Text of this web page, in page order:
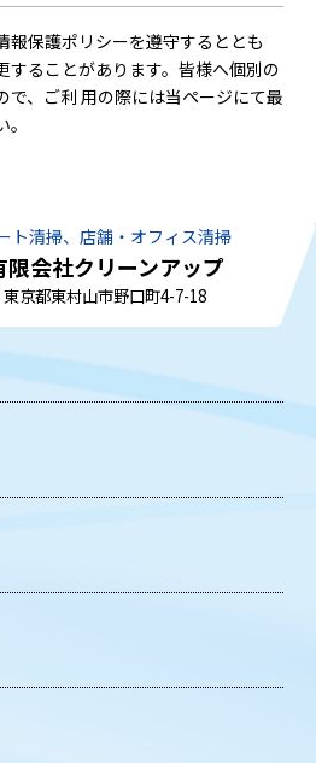
報保護ポリシーを遵守するととも
することがあります。皆様へ個別の
で、ご利 用の際には当ページにて最
ト清掃、店舗・オフィス清掃
限会社クリーンアップ
東京都東村山市野口町4-7-18